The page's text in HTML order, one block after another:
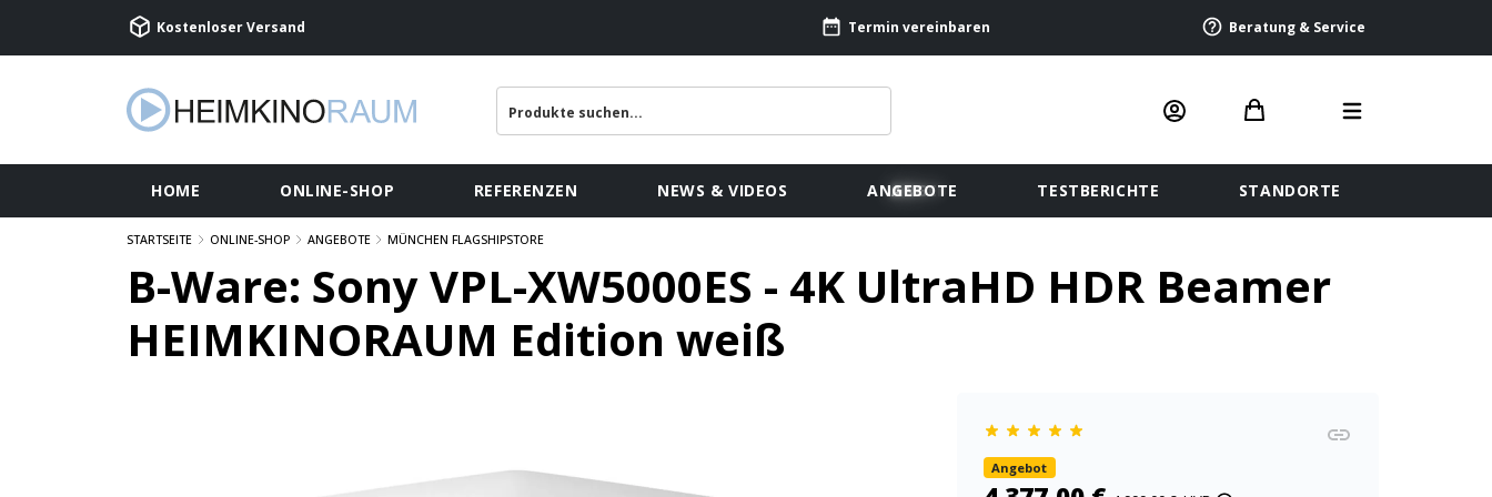
Kostenloser Versand Termin vereinbaren Beratung & Service
HOME ONLINE-SHOP REFERENZEN NEWS & VIDEOS ANGEBOTE TESTBERICHTE STANDORTE
STARTSEITE ONLINE-SHOP ANGEBOTE MÜNCHEN FLAGSHIPSTORE
B-Ware: Sony VPL-XW5000ES - 4K UltraHD HDR Beamer
HEIMKINORAUM Edition weiß
Angebot